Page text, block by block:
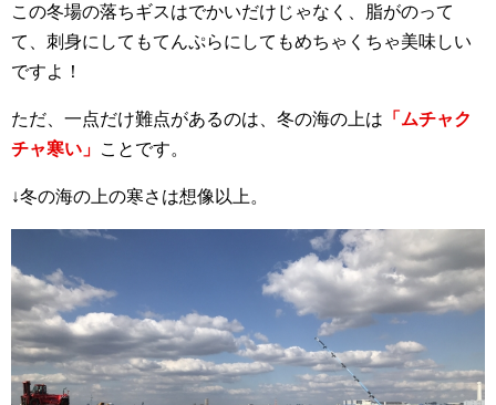
この冬場の落ちギスはでかいだけじゃなく、脂がのって
て、刺身にしてもてんぷらにしてもめちゃくちゃ美味しい
ですよ！
ただ、一点だけ難点があるのは、冬の海の上は 「ムチャク
チャ寒い」 ことです。
↓冬の海の上の寒さは想像以上。